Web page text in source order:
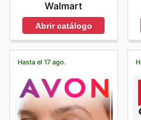
Walmart
Abrir catálogo
Hasta el 17 ago.